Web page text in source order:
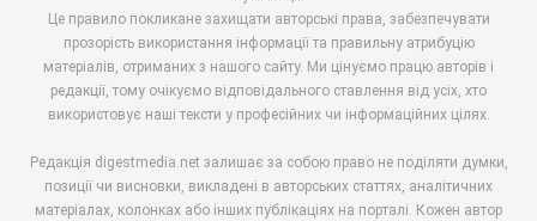
Це правило покликане захищати авторські права, забезпечувати
прозорість використання інформації та правильну атрибуцію
матеріалів, отриманих з нашого сайту. Ми цінуємо працю авторів і
редакції, тому очікуємо відповідального ставлення від усіх, хто
використовує наші тексти у професійних чи інформаційних цілях.
Редакція digestmedia.net залишає за собою право не поділяти думки,
позиції чи висновки, викладені в авторських статтях, аналітичних
матеріалах, колонках або інших публікаціях на порталі. Кожен автор